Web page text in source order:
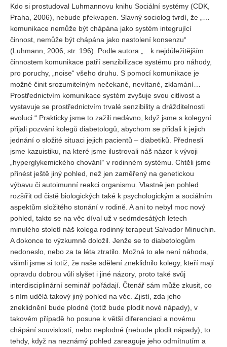
Vydání 3-4/ 2019
Vydání 1-2/ 2019
Vydání 4/2018
Vydání 2-3/2018
Vydání 1-2018
Vydání 4-2017
Vydání 3-2017
Vydání 2-2017
Vydání 1-2017
Vydání 4-2016
Archiv
EDITOŘI
BLOG
REDAKCE
Pokyny pro autory
ARCHIV
Kdo si prostudoval Luhmannovu knihu Sociální systémy (CDK,
Praha, 2006), nebude překvapen. Slavný sociolog tvrdí, že „…
komunikace nemůže být chápána jako systém integrující
činnost, nemůže být chápána jako nastolení konsenzu“
(Luhmann, 2006, str. 196). Podle autora „…k nejdůležitějším
činnostem komunikace patří senzibilizace systému pro náhody,
pro poruchy, „noise“ všeho druhu. S pomocí komunikace je
možné činit srozumitelným nečekané, nevítané, zklamání…
Prostřednictvím komunikace systém zvyšuje svou citlivost a
vystavuje se prostřednictvím trvalé senzibility a drážditelnosti
evoluci.“ Prakticky jsme to zažili nedávno, když jsme s kolegyní
přijali pozvání kolegů diabetologů, abychom se přidali k jejich
jednání o složité situaci jejich pacientů – diabetiků. Přednesli
jsme kazuistiku, na které jsme ilustrovali náš názor k vývoji
„hyperglykemického chování“ v rodinném systému. Chtěli jsme
přinést ještě jiný pohled, než jen zaměřený na genetickou
výbavu či autoimunní reakci organismu. Vlastně jen pohled
rozšířit od čistě biologických také k psychologickým a sociálním
aspektům složitého stonání v rodině. A ani to nebyl moc nový
pohled, takto se na věc díval už v sedmdesátých letech
minulého století náš kolega rodinný terapeut Salvador Minuchin.
A dokonce to výzkumně doložil. Jenže se to diabetologům
nedoneslo, nebo za ta léta ztratilo. Možná to ale není náhoda,
všimli jsme si totiž, že naše sdělení zneklidnilo kolegy, kteří mají
opravdu dobrou vůli slyšet i jiné názory, proto také svůj
interdisciplinární seminář pořádají. Čtenář sám může zkusit, co
s ním udělá takový jiný pohled na věc. Zjistí, zda jeho
zneklidnění bude plodné (totiž bude plodit nové nápady), v
takovém případě ho posune k větší diferenciaci a novému
chápání souvislostí, nebo neplodné (nebude plodit nápady), to
tehdy, když na neznámý pohled zareaguje jeho odmítnutím a